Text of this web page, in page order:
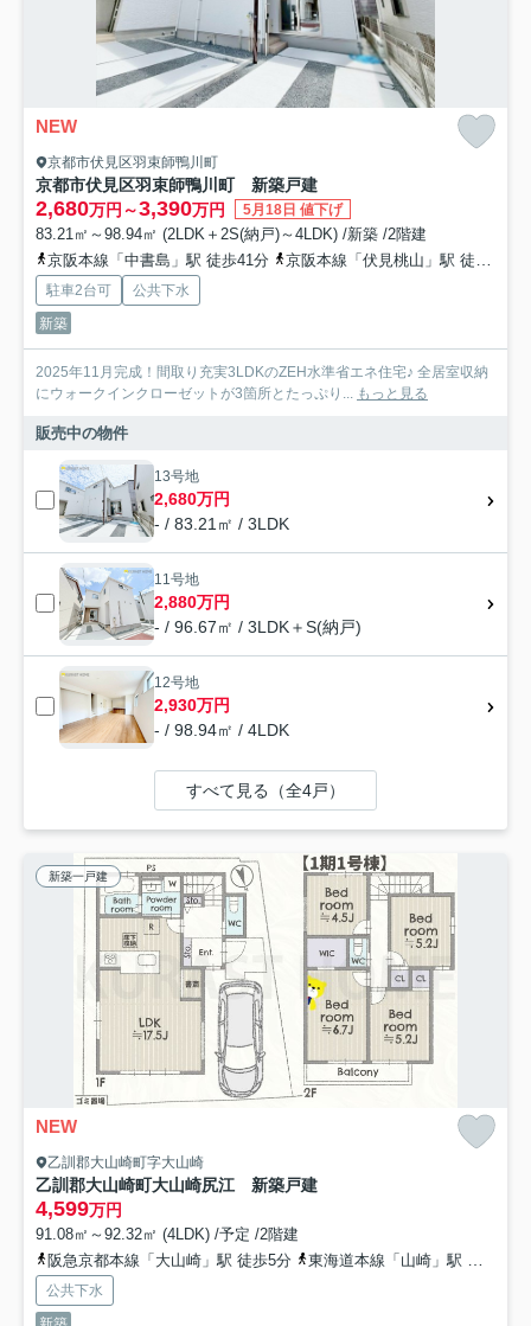
NEW
京都市伏見区羽束師鴨川町
京都市伏見区羽束師鴨川町 新築戸建
2,680万円～3,390万円 5月18日 値下げ
83.21㎡～98.94㎡ (2LDK＋2S(納戸)～4LDK) /新築 /2階建
京阪本線「中書島」駅 徒歩41分
京阪本線「伏見桃山」駅 徒歩44分
駐車2台可
公共下水
新築
2025年11月完成！間取り充実3LDKのZEH水準省エネ住宅♪ 全居室収納
にウォークインクローゼットが3箇所とたっぷり...
もっと見る
販売中の物件
13号地
2,680万円
- / 83.21㎡ / 3LDK
11号地
2,880万円
- / 96.67㎡ / 3LDK＋S(納戸)
12号地
2,930万円
- / 98.94㎡ / 4LDK
すべて見る（全4戸）
新築一戸建
NEW
乙訓郡大山崎町字大山崎
乙訓郡大山崎町大山崎尻江 新築戸建
4,599万円
91.08㎡～92.32㎡ (4LDK) /予定 /2階建
阪急京都本線「大山崎」駅 徒歩5分
東海道本線「山崎」駅 徒歩10分
公共下水